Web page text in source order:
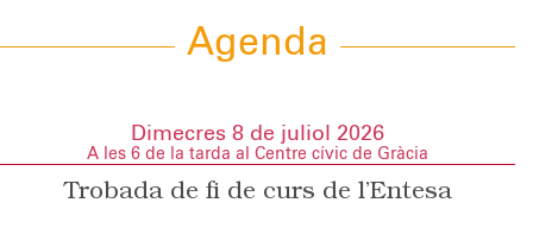
Agenda
Dimecres 8 de juliol 2026
A les 6 de la tarda al Centre cívic de Gràcia
Trobada de fi de curs de l’Entesa